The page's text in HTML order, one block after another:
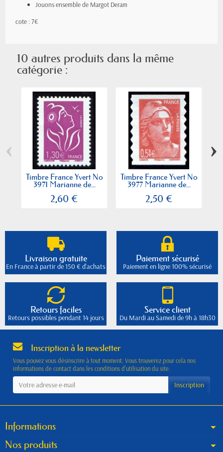
Jouons ensemble de Margot Deram
cote : 7€
10 autres produits dans la même
catégorie :
Timbre France Yvert No
3971 Marianne de...
2,60 €
Timbre France Yvert No
3977 Marianne de...
2,50 €
‹ ›
Livraison gratuite
En France à partir de 150 € d'achats
Paiement sécurisé
Paiement en ligne 100% sécurisé
Retours faciles
Retours possibles pendant 14 jours
Service client
Du Mardi au Samedi de 9h à 18h30
Inscription à la newsletter
Vous pouvez vous désinscrire à tout moment. Vous trouverez pour cela nos
informations de contact dans les conditions d'utilisation du site.
Informations
Nos produits